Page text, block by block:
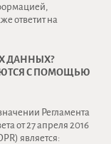
ответит на
ДАННЫХ?
С ПОМОЩЬЮ
Регламента
от 27 апреля 2016
является: